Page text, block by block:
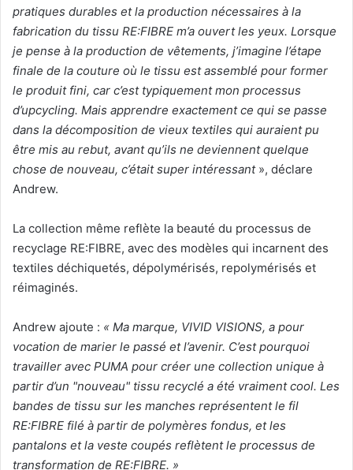
pratiques durables et la production nécessaires à la
fabrication du tissu RE:FIBRE m’a ouvert les yeux. Lorsque
je pense à la production de vêtements, j’imagine l’étape
finale de la couture où le tissu est assemblé pour former
le produit fini, car c’est typiquement mon processus
d’upcycling. Mais apprendre exactement ce qui se passe
dans la décomposition de vieux textiles qui auraient pu
être mis au rebut, avant qu’ils ne deviennent quelque
chose de nouveau, c’était super intéressant», déclare
Andrew.
La collection même reflète la beauté du processus de
recyclage RE:FIBRE, avec des modèles qui incarnent des
textiles déchiquetés, dépolymérisés, repolymérisés et
réimaginés.
Andrew ajoute : « Ma marque, VIVID VISIONS, a pour
vocation de marier le passé et l’avenir. C’est pourquoi
travailler avec PUMA pour créer une collection unique à
partir d’un "nouveau" tissu recyclé a été vraiment cool. Les
bandes de tissu sur les manches représentent le fil
RE:FIBRE filé à partir de polymères fondus, et les
pantalons et la veste coupés reflètent le processus de
transformation de RE:FIBRE. »